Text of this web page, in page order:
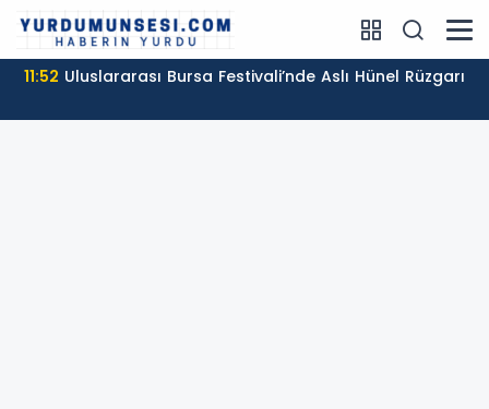
11:52 Uluslararası Bursa Festivali’nde Aslı Hünel Rüzgarı